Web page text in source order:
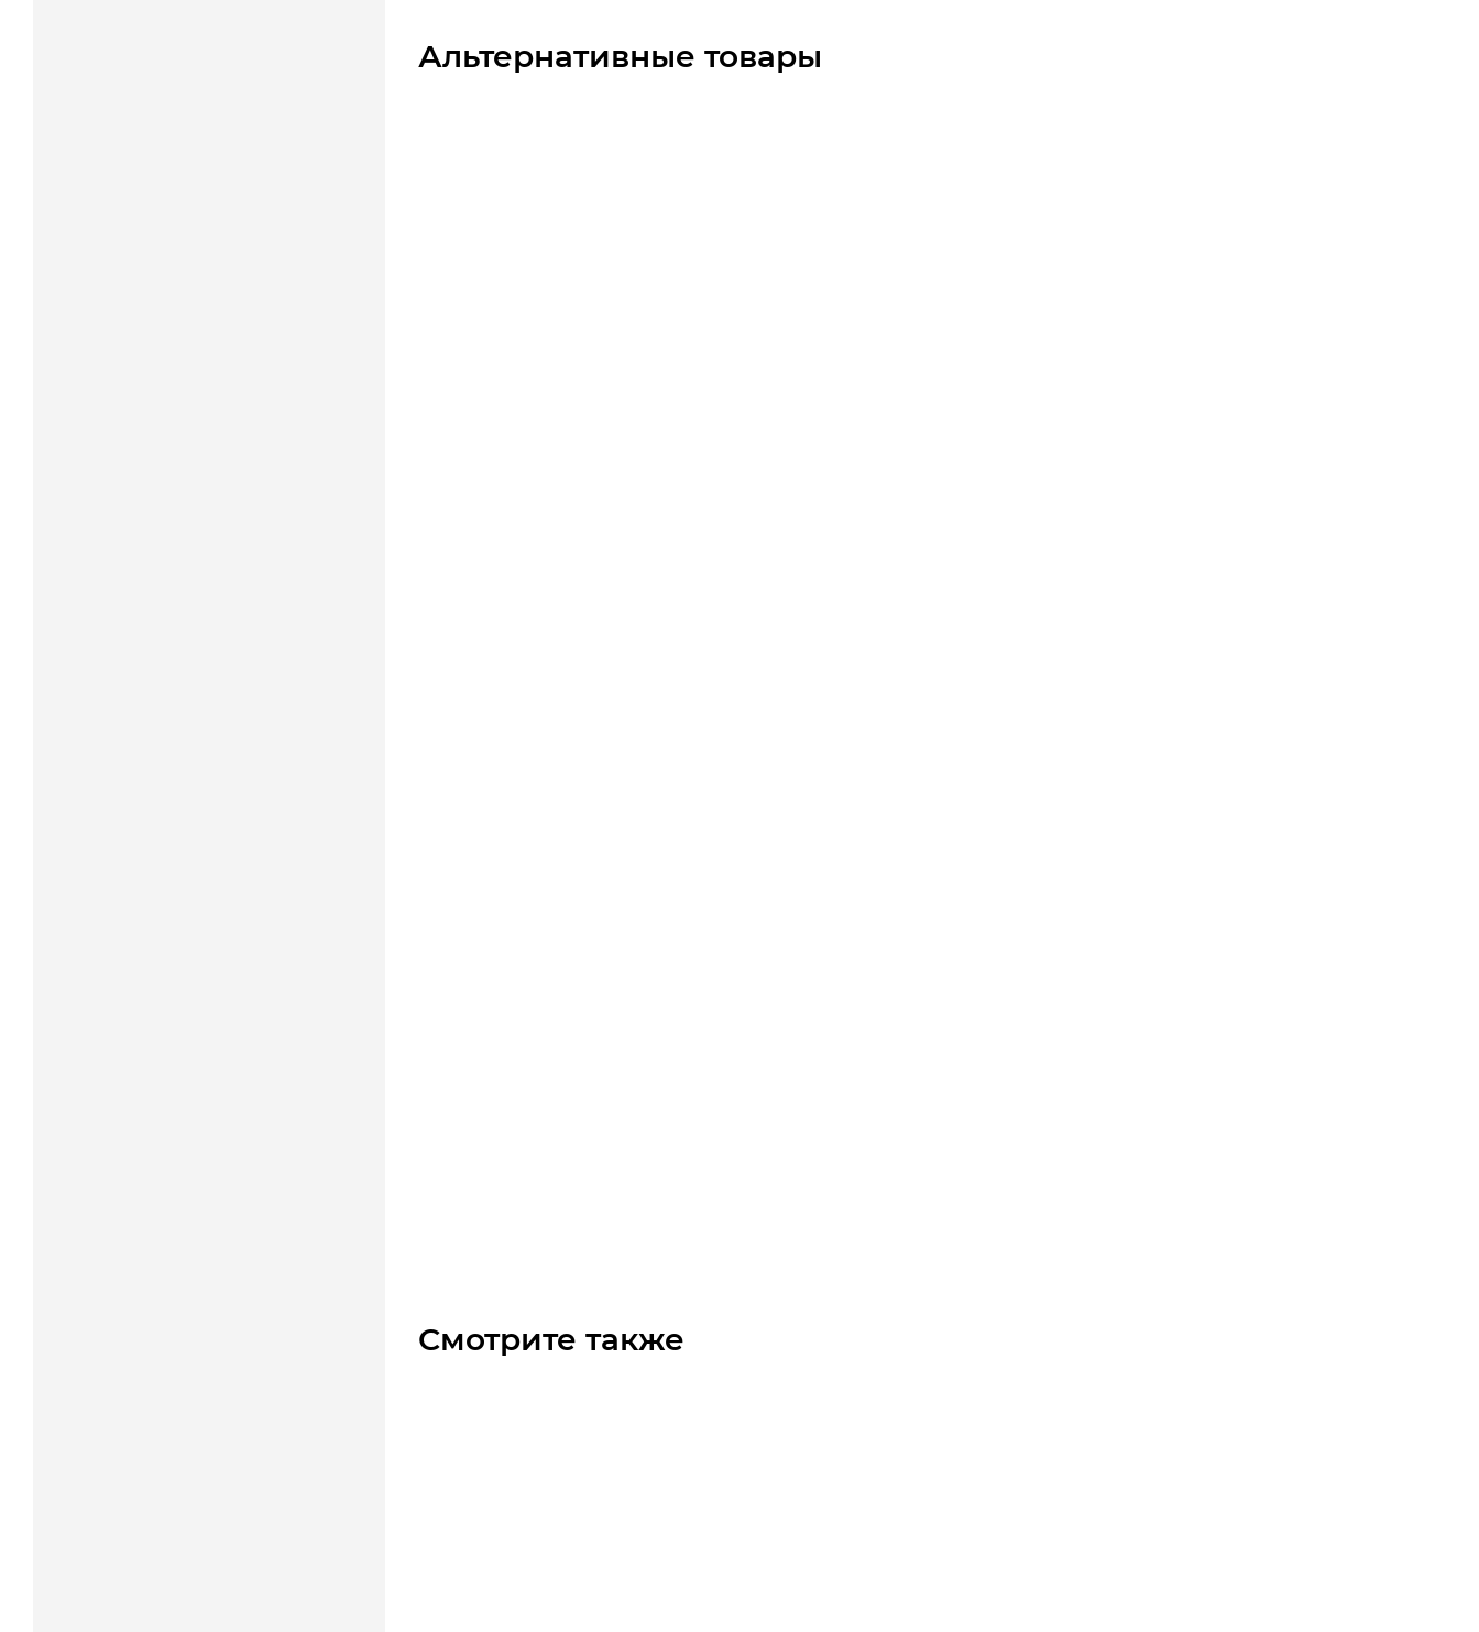
Альтернативные товары
Смотрите также